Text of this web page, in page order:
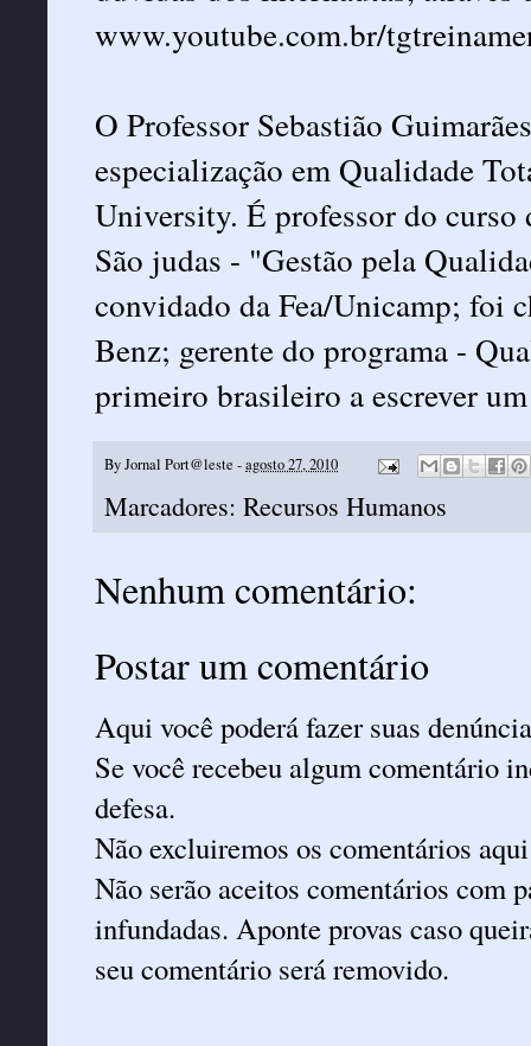
www.youtube.com.br/
O Professor Sebastião
especialização em Qualidade
University. É professor do curso
São judas - "Gestão pela
convidado da Fea/Unicamp; foi
Benz; gerente do programa -
primeiro brasileiro a escrever
ByJornal Port@leste -agosto 27, 2010
Marcadores: Recursos Humanos
Nenhum comentário:
Postar um comentário
Aqui você poderá fazer suas
Se você recebeu algum comentário
defesa.
Não excluiremos os comentários
Não serão aceitos comentários com
infundadas. Aponte provas caso
seu comentário será removido.